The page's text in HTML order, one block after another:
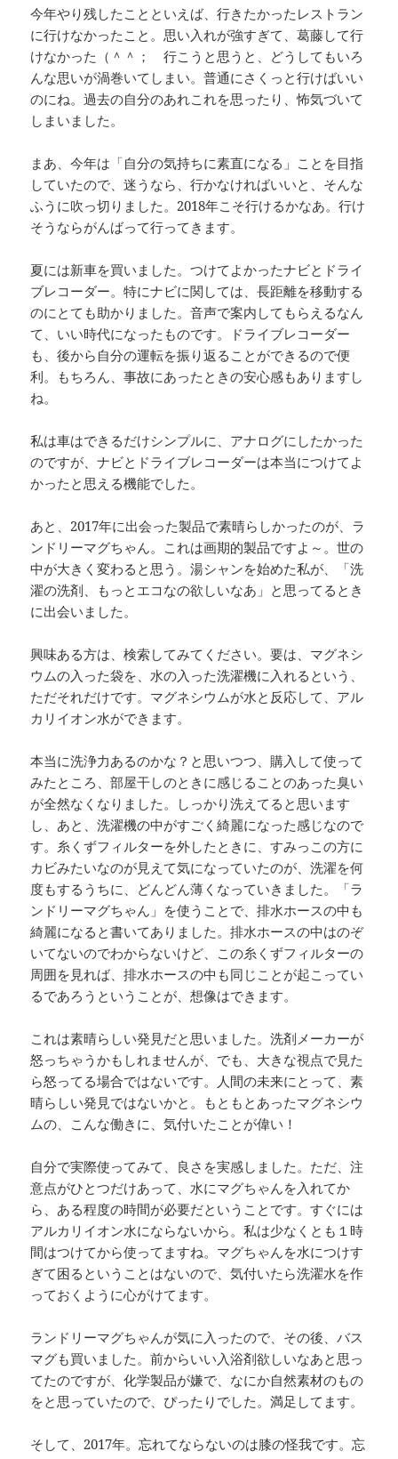
今年やり残したことといえば、行きたかったレストラン
に行けなかったこと。思い入れが強すぎて、葛藤して行
けなかった（＾＾； 行こうと思うと、どうしてもいろ
んな思いが渦巻いてしまい。普通にさくっと行けばいい
のにね。過去の自分のあれこれを思ったり、怖気づいて
しまいました。
まあ、今年は「自分の気持ちに素直になる」ことを目指
していたので、迷うなら、行かなければいいと、そんな
ふうに吹っ切りました。2018年こそ行けるかなあ。行け
そうならがんばって行ってきます。
夏には新車を買いました。つけてよかったナビとドライ
ブレコーダー。特にナビに関しては、長距離を移動する
のにとても助かりました。音声で案内してもらえるなん
て、いい時代になったものです。ドライブレコーダー
も、後から自分の運転を振り返ることができるので便
利。もちろん、事故にあったときの安心感もありますし
ね。
私は車はできるだけシンプルに、アナログにしたかった
のですが、ナビとドライブレコーダーは本当につけてよ
かったと思える機能でした。
あと、2017年に出会った製品で素晴らしかったのが、ラ
ンドリーマグちゃん。これは画期的製品ですよ～。世の
中が大きく変わると思う。湯シャンを始めた私が、「洗
濯の洗剤、もっとエコなの欲しいなあ」と思ってるとき
に出会いました。
興味ある方は、検索してみてください。要は、マグネシ
ウムの入った袋を、水の入った洗濯機に入れるという、
ただそれだけです。マグネシウムが水と反応して、アル
カリイオン水ができます。
本当に洗浄力あるのかな？と思いつつ、購入して使って
みたところ、部屋干しのときに感じることのあった臭い
が全然なくなりました。しっかり洗えてると思います
し、あと、洗濯機の中がすごく綺麗になった感じなので
す。糸くずフィルターを外したときに、すみっこの方に
カビみたいなのが見えて気になっていたのが、洗濯を何
度もするうちに、どんどん薄くなっていきました。「ラ
ンドリーマグちゃん」を使うことで、排水ホースの中も
綺麗になると書いてありました。排水ホースの中はのぞ
いてないのでわからないけど、この糸くずフィルターの
周囲を見れば、排水ホースの中も同じことが起こってい
るであろうということが、想像はできます。
これは素晴らしい発見だと思いました。洗剤メーカーが
怒っちゃうかもしれませんが、でも、大きな視点で見た
ら怒ってる場合ではないです。人間の未来にとって、素
晴らしい発見ではないかと。もともとあったマグネシウ
ムの、こんな働きに、気付いたことが偉い！
自分で実際使ってみて、良さを実感しました。ただ、注
意点がひとつだけあって、水にマグちゃんを入れてか
ら、ある程度の時間が必要だということです。すぐには
アルカリイオン水にならないから。私は少なくとも１時
間はつけてから使ってますね。マグちゃんを水につけす
ぎて困るということはないので、気付いたら洗濯水を作
っておくように心がけてます。
ランドリーマグちゃんが気に入ったので、その後、バス
マグも買いました。前からいい入浴剤欲しいなあと思っ
てたのですが、化学製品が嫌で、なにか自然素材のもの
をと思っていたので、ぴったりでした。満足してます。
そして、2017年。忘れてならないのは膝の怪我です。忘